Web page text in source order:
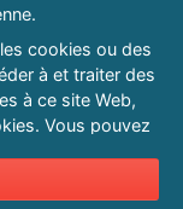
RESERVED
cookies ou des
à et traiter des
à ce site Web,
Vous pouvez
sur « Refuser